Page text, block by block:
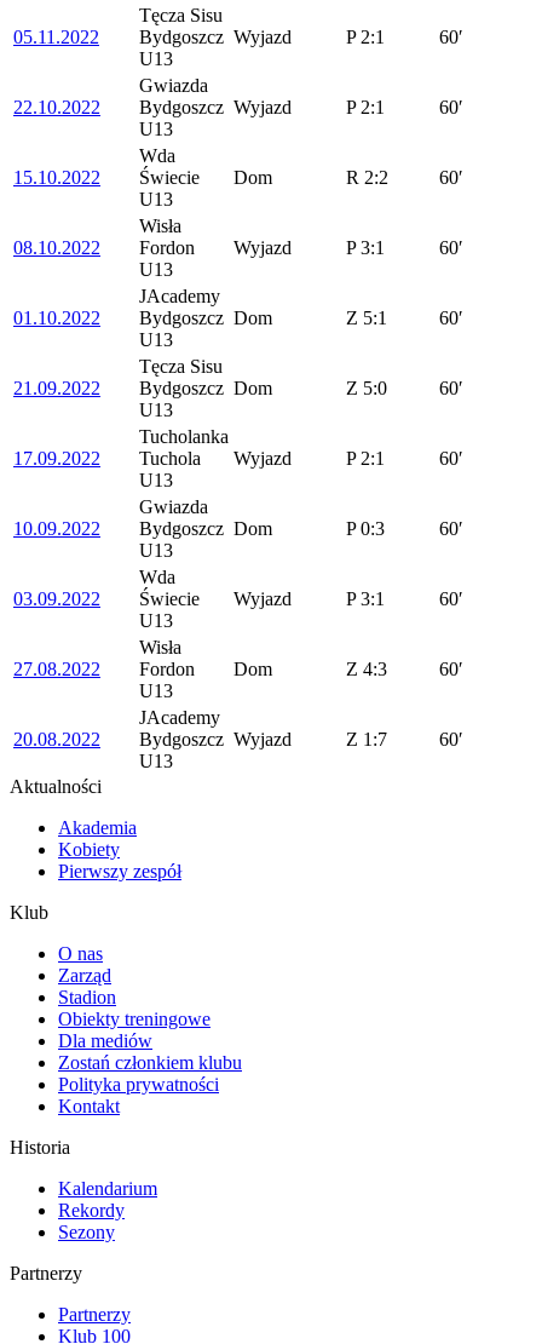
05.11.2022
Tęcza Sisu
Bydgoszcz
U13
Wyjazd P 2:1 60′
22.10.2022
Gwiazda
Bydgoszcz
U13
Wyjazd P 2:1 60′
15.10.2022
Wda
Świecie
U13
Dom R 2:2 60′
08.10.2022
Wisła
Fordon
U13
Wyjazd P 3:1 60′
01.10.2022
JAcademy
Bydgoszcz
U13
Dom Z 5:1 60′
21.09.2022
Tęcza Sisu
Bydgoszcz
U13
Dom Z 5:0 60′
17.09.2022
Tucholanka
Tuchola
U13
Wyjazd P 2:1 60′
10.09.2022
Gwiazda
Bydgoszcz
U13
Dom P 0:3 60′
03.09.2022
Wda
Świecie
U13
Wyjazd P 3:1 60′
27.08.2022
Wisła
Fordon
U13
Dom Z 4:3 60′
20.08.2022
JAcademy
Bydgoszcz
U13
Wyjazd Z 1:7 60′
Aktualności
Akademia
Kobiety
Pierwszy zespół
Klub
O nas
Zarząd
Stadion
Obiekty treningowe
Dla mediów
Zostań członkiem klubu
Polityka prywatności
Kontakt
Historia
Kalendarium
Rekordy
Sezony
Partnerzy
Partnerzy
Klub 100